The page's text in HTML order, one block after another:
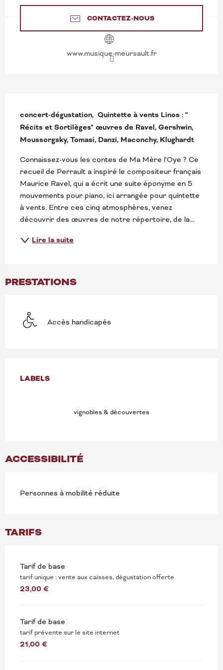
CONTACTEZ-NOUS
www.musique-meursault.fr
DESCRIPTION
concert-dégustation,  Quintette à vents Linos : "
Récits et Sortilèges" œuvres de Ravel, Gershwin,
Moussorgsky, Tomasi, Danzi, Maconchy, Klughardt
Connaissez-vous les contes de Ma Mère l'Oye ? Ce
recueil de Perrault a inspiré le compositeur français
Maurice Ravel, qui a écrit une suite éponyme en 5
mouvements pour piano, ici arrangée pour quintette
à vents. Entre ces cinq atmosphères, venez
découvrir des œuvres de notre répertoire, de la...
Lire la suite
PRESTATIONS
Accès handicapés
OFFRES DE PRESTATIONS
LABELS
LABELS
vignobles & découvertes
ACCESSIBILITÉ
Personnes à mobilité réduite
TARIFS
Tarif de base
tarif unique : vente aux caisses, dégustation offerte
23,00 €
Tarif de base
tarif prévente sur le site internet
21,00 €